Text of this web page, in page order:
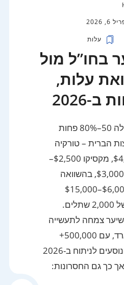
6, 2026
עלות
בחו”ל מול
עלות,
2026
השתלת שיער בחו”ל עולה 50–80% פחות
הברית – טורקיה
בממוצע $1,500–$4,000, מקסיקו $2,500–
$5,000 והודו $1,000–$3,000, בהשוואה
לממוצע הארה”ב של $6,000–$15,000
לטיפול FUE סטנדרטי של 2,000 שתלים.
שיער צמחה לתעשייה
גלובלית של $5+ מיליארד, עם 500,000+
מטופלים בינלאומיים הנוסעים לניתוח ב-2026
כך גם החסרונות: